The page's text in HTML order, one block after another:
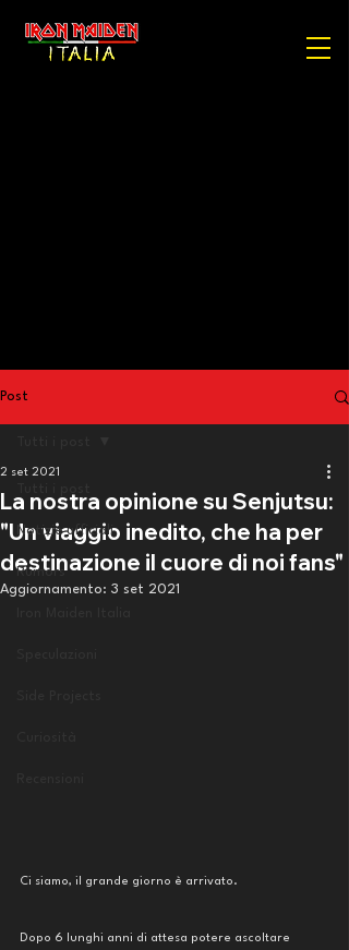
Post
Notizie ufficiali
Rumors
La nostra opinione su Senjutsu:
"Un viaggio inedito, che ha per
destinazione il cuore di noi fans"
2 set 2021
Aggiornamento: 3 set 2021
Ci siamo, il grande giorno è arrivato.
Dopo 6 lunghi anni di attesa potere ascoltare